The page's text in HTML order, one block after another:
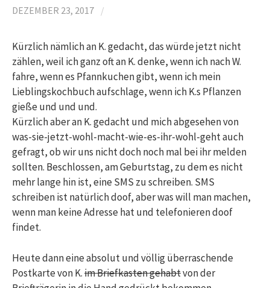
DEZEMBER 23, 2017 /
Kürzlich nämlich an K. gedacht, das würde jetzt nicht
zählen, weil ich ganz oft an K. denke, wenn ich nach W.
fahre, wenn es Pfannkuchen gibt, wenn ich mein
Lieblingskochbuch aufschlage, wenn ich K.s Pflanzen
gieße und und und.
Kürzlich aber an K. gedacht und mich abgesehen von
was-sie-jetzt-wohl-macht-wie-es-ihr-wohl-geht auch
gefragt, ob wir uns nicht doch noch mal bei ihr melden
sollten. Beschlossen, am Geburtstag, zu dem es nicht
mehr lange hin ist, eine SMS zu schreiben. SMS
schreiben ist natürlich doof, aber was will man machen,
wenn man keine Adresse hat und telefonieren doof
findet.
Heute dann eine absolut und völlig überraschende
Postkarte von K.im Briefkasten gehabtvon der